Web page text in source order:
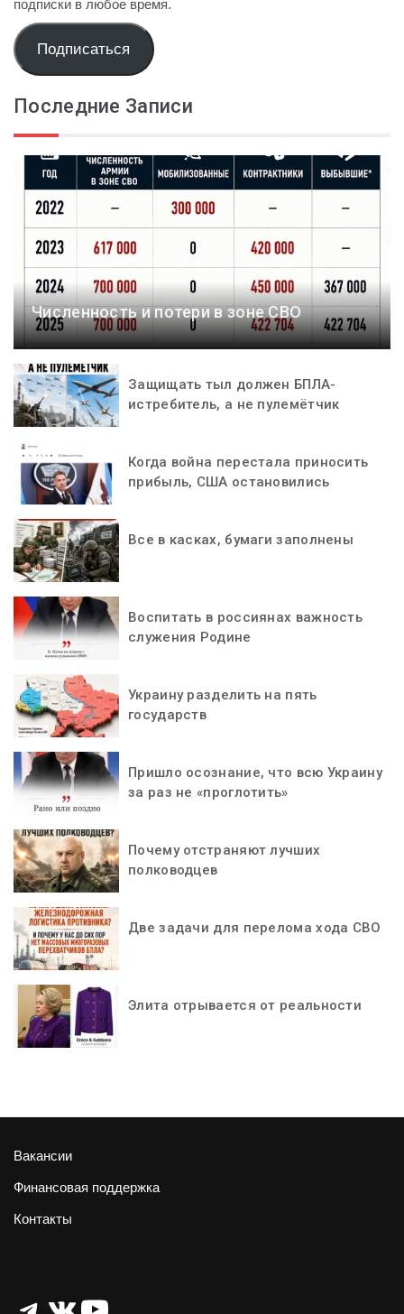
подписки в любое время.
Подписаться
Последние Записи
Численность и потери в зоне СВО
Защищать тыл должен БПЛА-
истребитель, а не пулемётчик
Когда война перестала приносить
прибыль, США остановились
Все в касках, бумаги заполнены
Воспитать в россиянах важность
служения Родине
Украину разделить на пять
государств
Пришло осознание, что всю Украину
за раз не «проглотить»
Почему отстраняют лучших
полководцев
Две задачи для перелома хода СВО
Элита отрывается от реальности
Вакансии
Финансовая поддержка
Контакты